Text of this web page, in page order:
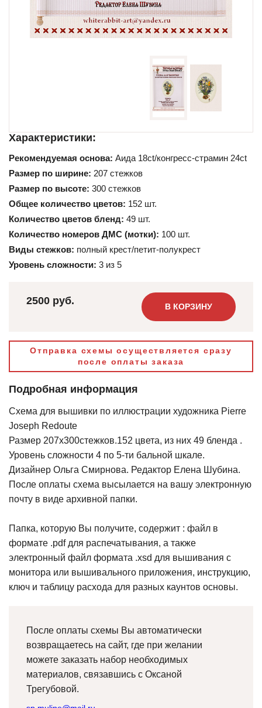
Характеристики:
Рекомендуемая основа: Аида 18ct/конгресс-страмин 24ct
Размер по ширине: 207 стежков
Размер по высоте: 300 стежков
Общее количество цветов: 152 шт.
Количество цветов бленд: 49 шт.
Количество номеров ДМС (мотки): 100 шт.
Виды стежков: полный крест/петит-полукрест
Уровень сложности: 3 из 5
2500 руб. В КОРЗИНУ
Отправка схемы осуществляется сразу
после оплаты заказа
Подробная информация
Схема для вышивки по иллюстрации художника Pierre
Joseph Redoute
Размер 207х300стежков.152 цвета, из них 49 бленда .
Уровень сложности 4 по 5-ти бальной шкале.
Дизайнер Ольга Смирнова. Редактор Елена Шубина.
После оплаты схема высылается на вашу электронную
почту в виде архивной папки.
Папка, которую Вы получите, содержит : файл в
формате .pdf для распечатывания, а также
электронный файл формата .xsd для вышивания с
монитора или вышивального приложения, инструкцию,
ключ и таблицу расхода для разных каунтов основы.
После оплаты схемы Вы автоматически
возвращаетесь на сайт, где при желании
можете заказать набор необходимых
материалов, связавшись с Оксаной
Трегубовой.